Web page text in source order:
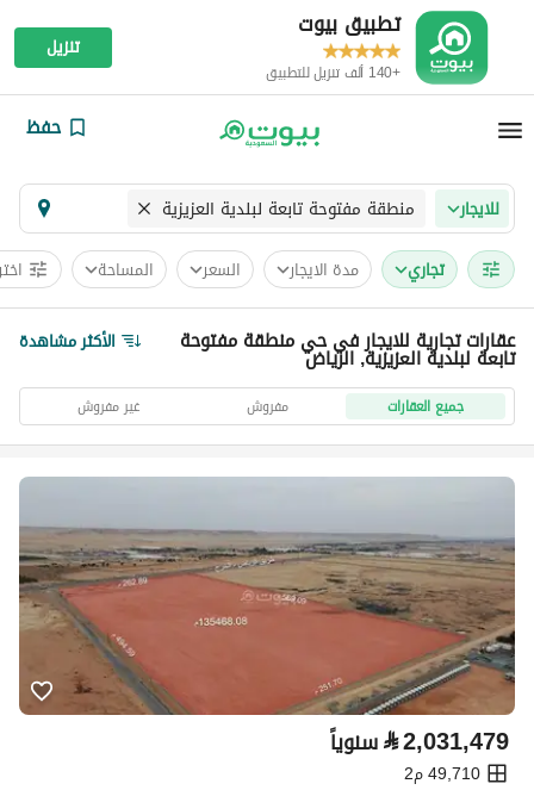
تطبيق بيوت
+140 ألف تنزيل للتطبيق
تنزيل
حفظ
للايجار منطقة مفتوحة تابعة لبلدية العزيزية
تجاري مدة الايجار السعر المساحة
عقارات تجارية للايجار في حي منطقة مفتوحة
تابعة لبلدية العزيزية, الرياض الأكثر مشاهدة
جميع العقارات مفروش غير مفروش
⃁2,031,479 سنوياً
49,710 م2